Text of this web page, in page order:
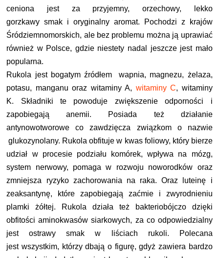
ceniona jest za przyjemny, orzechowy, lekko
gorzkawy smak ioryginalny aromat. Pochodzi z krajów
Śródziemnomorskich, ale bez problemu można ją uprawiać
również w Polsce, gdzie niestety nadal jeszcze jest mało
popularna.
Rukola jest bogatym źródłem wapnia, magnezu, żelaza,
potasu, manganu oraz witaminy A, witaminy C, witaminy
K. Składniki te powoduje zwiększenie odporności i
zapobiegają anemii. Posiada też działanie
antynowotworoweco zawdzięcza związkom o nazwie
glukozynolany. Rukola obfituje w kwas foliowy, który bierze
udział w procesie podziału komórek, wpływa na mózg,
system nerwowy, pomaga w rozwoju noworodków oraz
zmniejsza ryzyko zachorowania na raka. Oraz luteinę i
zeaksantynę, które zapobiegają zaćmie i zwyrodnieniu
plamki żółtej. Rukola działa też bakteriobójczo dzięki
obfitości aminokwasów siarkowych, za co odpowiedzialny
jest ostrawy smak w liściach rukoli.
Polecana
jest wszystkim, którzy dbają o figurę, gdyż zawiera bardzo